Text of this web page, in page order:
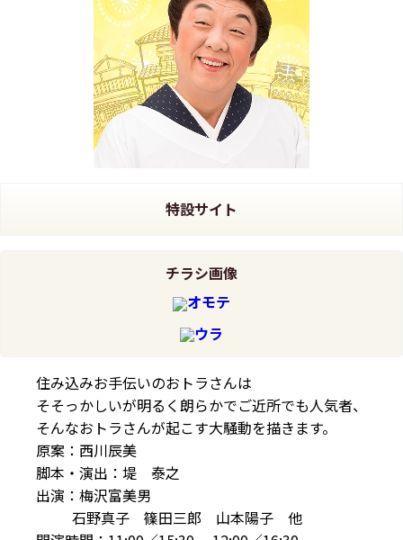
特設サイト
チラシ画像
オモテ
ウラ
住み込みお手伝いのおトラさんは
そそっかしいが明るく朗らかでご近所でも人気者、
そんなおトラさんが起こす大騒動を描きます。
原案：西川辰美
脚本・演出：堤 泰之
出演：梅沢富美男
石野真子 篠田三郎 山本陽子 他